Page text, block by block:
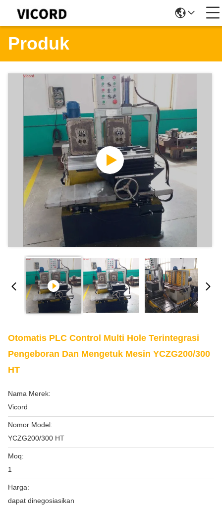
Produk
Otomatis PLC Control Multi Hole Terintegrasi
Pengeboran Dan Mengetuk Mesin YCZG200/300
HT
Nama Merek:
Vicord
Nomor Model:
YCZG200/300 HT
Moq:
1
Harga:
dapat dinegosiasikan